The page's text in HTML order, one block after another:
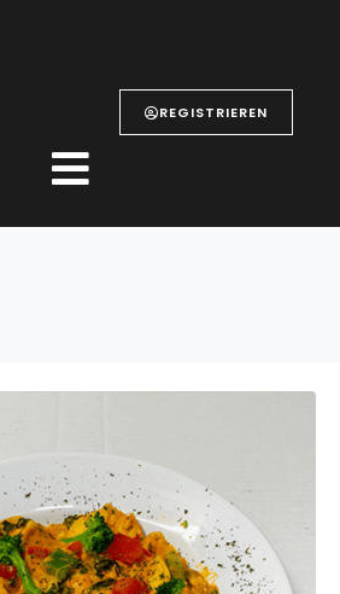
REGISTRIEREN